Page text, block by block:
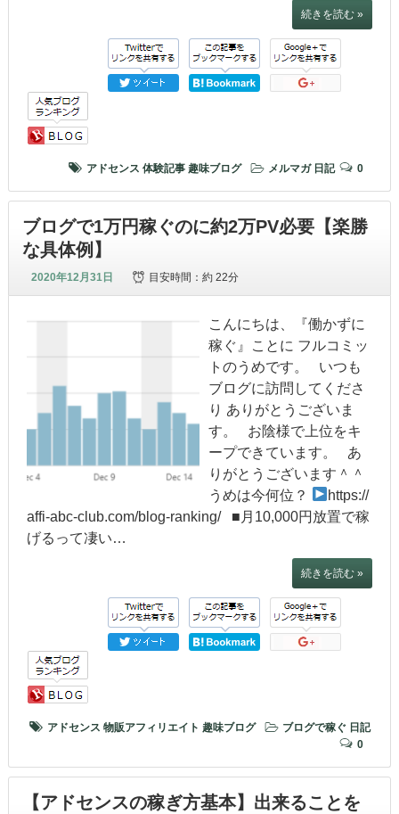
続きを読む »
アドセンス 体験記事 趣味ブログ メルマガ 日記 0
ブログで1万円稼ぐのに約2万PV必要【楽勝
な具体例】
2020年12月31日 目安時間：約 22分
こんにちは、『働かずに
稼ぐ』ことに フルコミッ
トのうめです。 いつも
ブログに訪問してくださ
り ありがとうございま
す。 お陰様で上位をキ
ープできています。 あ
りがとうございます＾＾
うめは今何位？
https://
affi-abc-club.com/blog-ranking/ ■月10,000円放置で稼
げるって凄い…
続きを読む »
アドセンス 物販アフィリエイト 趣味ブログ ブログで稼ぐ 日記
0
【アドセンスの稼ぎ方基本】出来ることを